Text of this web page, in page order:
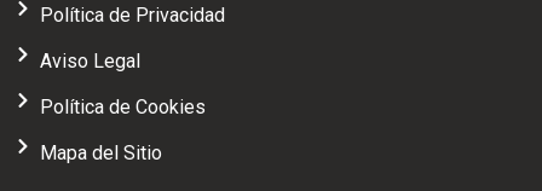
Política de Privacidad
Aviso Legal
Política de Cookies
Mapa del Sitio